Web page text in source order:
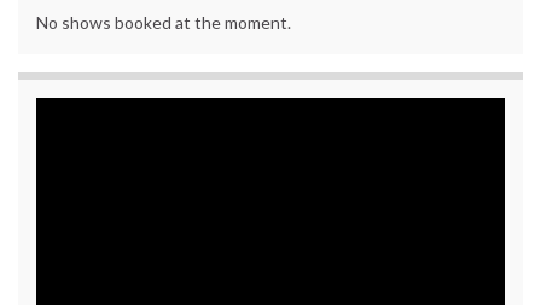
No shows booked at the moment.